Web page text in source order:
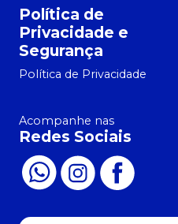
Política de
Privacidade e
Segurança
Política de Privacidade
Acompanhe nas
Redes Sociais